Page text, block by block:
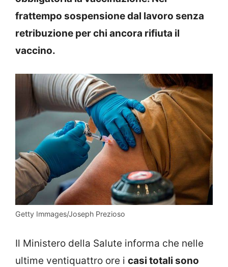
frattempo sospensione dal lavoro senza
retribuzione per chi ancora rifiuta il
vaccino.
Getty Immages/Joseph Prezioso
Il Ministero della Salute informa che nelle
ultime ventiquattro ore i casi totali sono